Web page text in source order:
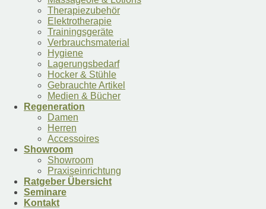
Therapiezubehör
Elektrotherapie
Trainingsgeräte
Verbrauchsmaterial
Hygiene
Lagerungsbedarf
Hocker & Stühle
Gebrauchte Artikel
Medien & Bücher
Regeneration
Damen
Herren
Accessoires
Showroom
Showroom
Praxiseinrichtung
Ratgeber Übersicht
Seminare
Kontakt